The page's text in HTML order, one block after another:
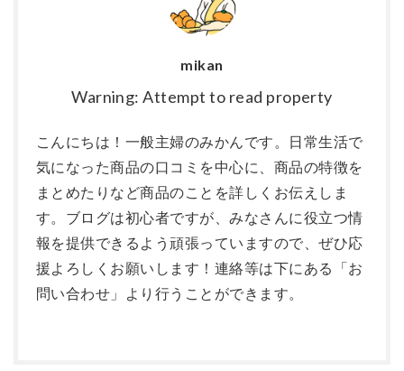
mikan
Warning: Attempt to read property
こんにちは！一般主婦のみかんです。日常生活で
気になった商品の口コミを中心に、商品の特徴を
まとめたりなど商品のことを詳しくお伝えしま
す。ブログは初心者ですが、みなさんに役立つ情
報を提供できるよう頑張っていますので、ぜひ応
援よろしくお願いします！連絡等は下にある「お
問い合わせ」より行うことができます。